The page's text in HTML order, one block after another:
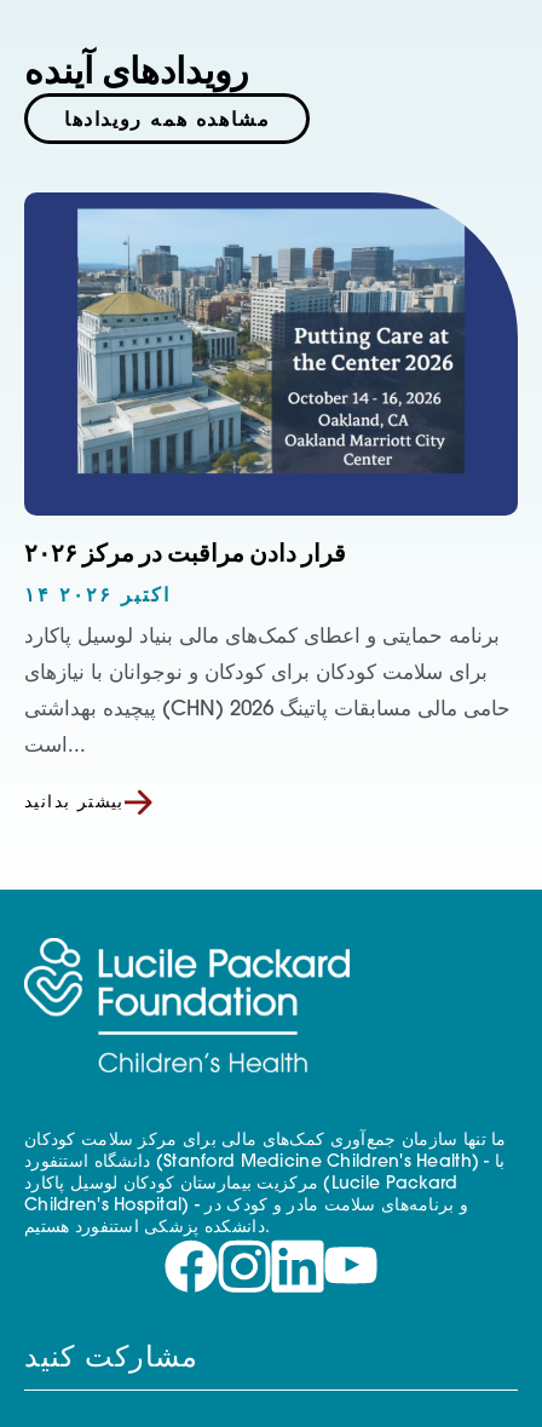
رویدادهای آینده
مشاهده همه رویدادها
قرار دادن مراقبت در مرکز ۲۰۲۶
۱۴ اکتبر ۲۰۲۶
برنامه حمایتی و اعطای کمک‌های مالی بنیاد لوسیل پاکارد
برای سلامت کودکان برای کودکان و نوجوانان با نیازهای
پیچیده بهداشتی (CHN) حامی مالی مسابقات پاتینگ 2026
است...
بیشتر بدانید
ما تنها سازمان جمع‌آوری کمک‌های مالی برای مرکز سلامت کودکان
دانشگاه استنفورد (Stanford Medicine Children's Health) - با
مرکزیت بیمارستان کودکان لوسیل پاکارد (Lucile Packard
Children's Hospital) - و برنامه‌های سلامت مادر و کودک در
دانشکده پزشکی استنفورد هستیم.
مشارکت کنید